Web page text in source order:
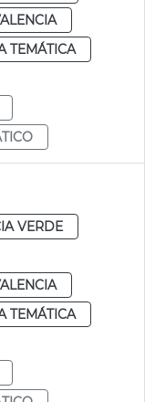
TEMÁTICA
VERDE
TEMÁTICA